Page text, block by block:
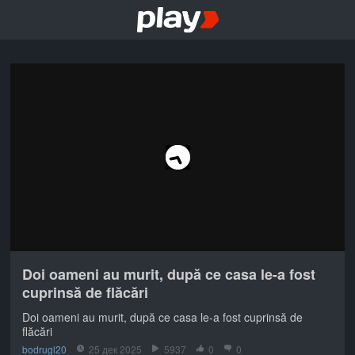
Doi oameni au murit, după ce casa le-a fost
cuprinsă de flăcări
Doi oameni au murit, după ce casa le-a fost cuprinsă de
flăcări
bodrugl20 25 дек 2025 5937 0 0